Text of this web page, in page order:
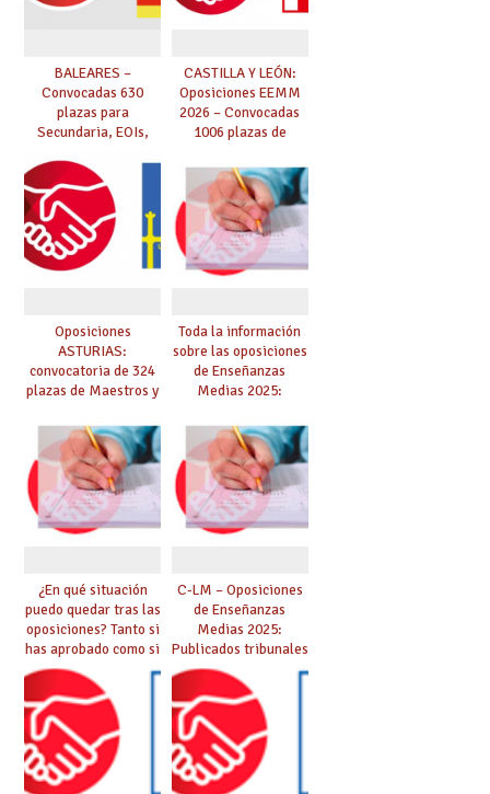
BALEARES –
Convocadas 630
plazas para
Secundaria, EOIs,
Conservatorios y FP
CASTILLA Y LEÓN:
Oposiciones EEMM
2026 – Convocadas
1006 plazas de
Conservatorios
(solicitudes del 15 de
enero al 4 de febrero)
Oposiciones
ASTURIAS:
convocatoria de 324
plazas de Maestros y
Catedráticos de
Música y Artes
Escénicas
Toda la información
sobre las oposiciones
de Enseñanzas
Medias 2025:
DEFINITIVO DE
ASPIRANTES
SELECCIONADOS
¿En qué situación
puedo quedar tras las
oposiciones? Tanto si
has aprobado como si
te quedas en bolsa,
te lo explicamos todo
aquí
C-LM – Oposiciones
de Enseñanzas
Medias 2025:
Publicados tribunales
y sedes. CONSULTA
AQUÍ TU TRIBUNAL.
Las pruebas se
iniciarán el 21 de
junio.